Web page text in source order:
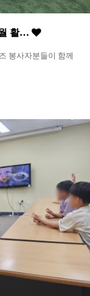
활…
봉사자분들이 함께